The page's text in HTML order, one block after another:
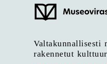
Valtakunnallisesti
rakennetut